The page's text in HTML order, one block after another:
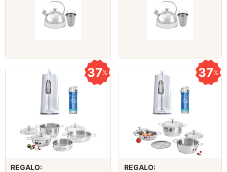
37%
REGALO:
37%
REGALO: